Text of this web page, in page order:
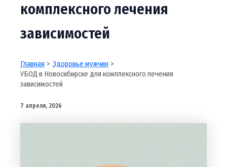
комплексного лечения
зависимостей
Главная
Здоровье мужчин
УБОД в Новосибирске для комплексного лечения
зависимостей
7 апреля, 2026